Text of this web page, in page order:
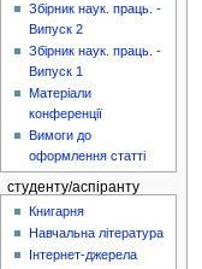
Збірник наук. праць. -
Випуск 2
Збірник наук. праць. -
Випуск 1
Матеріали
конференції
Вимоги до
оформлення статті
студенту/аспіранту
Книгарня
Навчальна література
Інтернет-джерела